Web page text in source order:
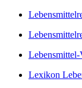
Lebensmittel-
Lexikon